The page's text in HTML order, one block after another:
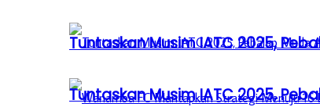
Tuntaskan Musim IATC 2025,
Tuntaskan Musim IATC 2025,